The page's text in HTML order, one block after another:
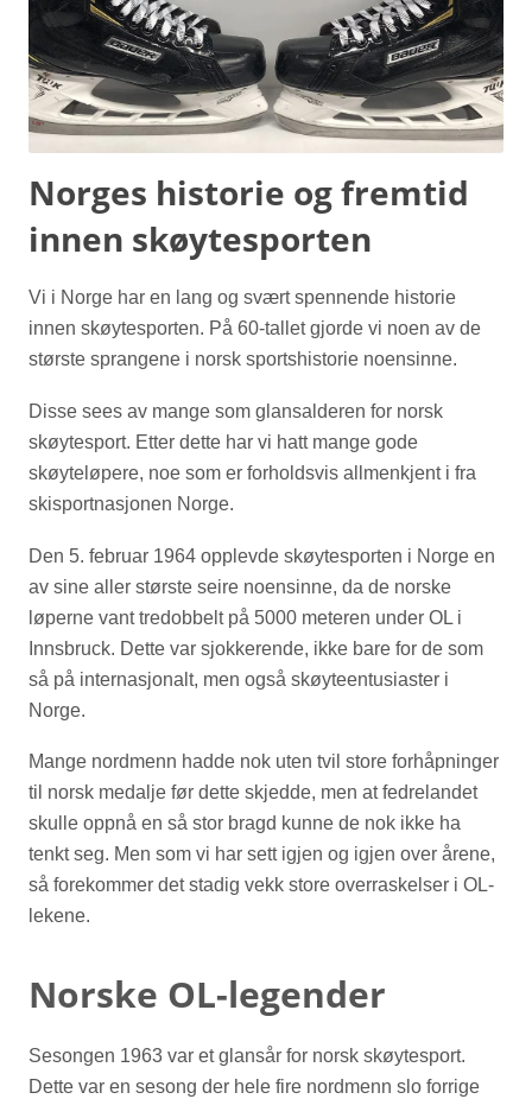
Norges historie og fremtid
innen skøytesporten
Vi i Norge har en lang og svært spennende historie
innen skøytesporten. På 60-tallet gjorde vi noen av de
største sprangene i norsk sportshistorie noensinne.
Disse sees av mange som glansalderen for norsk
skøytesport. Etter dette har vi hatt mange gode
skøyteløpere, noe som er forholdsvis allmenkjent i fra
skisportnasjonen Norge.
Den 5. februar 1964 opplevde skøytesporten i Norge en
av sine aller største seire noensinne, da de norske
løperne vant tredobbelt på 5000 meteren under OL i
Innsbruck. Dette var sjokkerende, ikke bare for de som
så på internasjonalt, men også skøyteentusiaster i
Norge.
Mange nordmenn hadde nok uten tvil store forhåpninger
til norsk medalje før dette skjedde, men at fedrelandet
skulle oppnå en så stor bragd kunne de nok ikke ha
tenkt seg. Men som vi har sett igjen og igjen over årene,
så forekommer det stadig vekk store overraskelser i OL-
lekene.
Norske OL-legender
Sesongen 1963 var et glansår for norsk skøytesport.
Dette var en sesong der hele fire nordmenn slo forrige